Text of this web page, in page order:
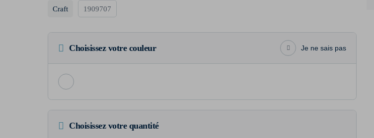
Craft 1909707
Choisissez votre couleur Je ne sais pas
Choisissez votre quantité